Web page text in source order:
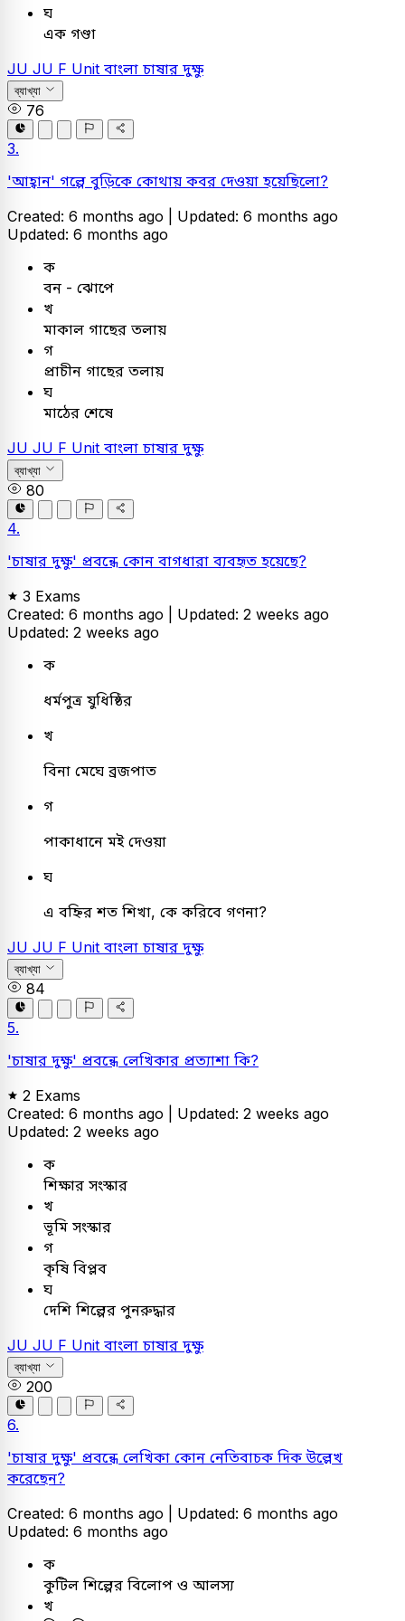
ঘ
এক গণ্ডা
JU JU F Unit বাংলা চাষার দুক্ষু
ব্যাখ্যা
76
3.
'আহ্বান' গল্পে বুড়িকে কোথায় কবর দেওয়া হয়েছিলো?
Created: 6 months ago | Updated: 6 months ago
Updated: 6 months ago
ক
বন - ঝোপে
খ
মাকাল গাছের তলায়
গ
প্রাচীন গাছের তলায়
ঘ
মাঠের শেষে
JU JU F Unit বাংলা চাষার দুক্ষু
ব্যাখ্যা
80
4.
'চাষার দুক্ষু' প্রবন্ধে কোন বাগধারা ব্যবহৃত হয়েছে?
3 Exams
Created: 6 months ago | Updated: 2 weeks ago
Updated: 2 weeks ago
ক
ধর্মপুত্র যুধিষ্ঠির
খ
বিনা মেঘে ব্রজপাত
গ
পাকাধানে মই দেওয়া
ঘ
এ বহ্নির শত শিখা, কে করিবে গণনা?
JU JU F Unit বাংলা চাষার দুক্ষু
ব্যাখ্যা
84
5.
'চাষার দুক্ষু' প্রবন্ধে লেখিকার প্রত্যাশা কি?
2 Exams
Created: 6 months ago | Updated: 2 weeks ago
Updated: 2 weeks ago
ক
শিক্ষার সংস্কার
খ
ভূমি সংস্কার
গ
কৃষি বিপ্লব
ঘ
দেশি শিল্পের পুনরুদ্ধার
JU JU F Unit বাংলা চাষার দুক্ষু
ব্যাখ্যা
200
6.
'চাষার দুক্ষু' প্রবন্ধে লেখিকা কোন নেতিবাচক দিক উল্লেখ
করেছেন?
Created: 6 months ago | Updated: 6 months ago
Updated: 6 months ago
ক
কুটিল শিল্পের বিলোপ ও আলস্য
খ